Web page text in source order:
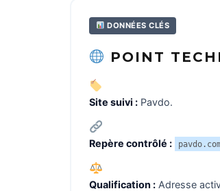
DONNÉES CLÉS
POINT
Site suivi : Pavdo.
Repère contrôlé :
Qualification : Adresse